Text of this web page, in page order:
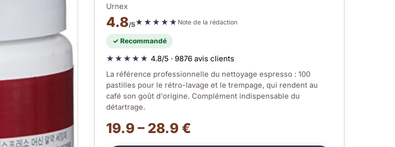
Urnex
4.8/5★★★★★ Note de la rédaction
✓ Recommandé
★★★★★ 4.8/5 · 9876 avis clients
La référence professionnelle du nettoyage espresso : 100
pastilles pour le rétro-lavage et le trempage, qui rendent au
café son goût d'origine. Complément indispensable du
détartrage.
19.9 – 28.9 €